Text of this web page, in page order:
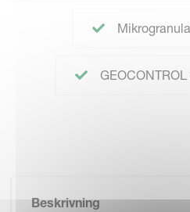
Beskrivning